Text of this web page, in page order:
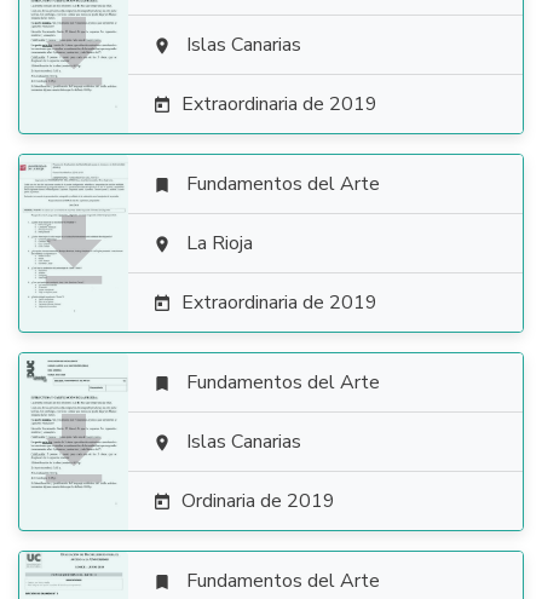
  Islas Canarias
 Extraordinaria de 2019

 Fundamentos del Arte
 La Rioja
 Extraordinaria de 2019

 Fundamentos del Arte
 Islas Canarias
 Ordinaria de 2019
 Fundamentos del Arte